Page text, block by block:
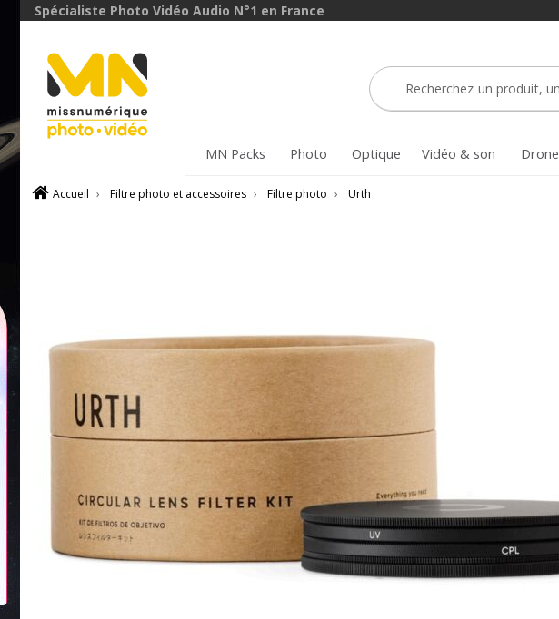
Spécialiste Photo Vidéo Audio N°1 en France
MN Packs Photo Optique Vidéo & son Drone
Accueil › Filtre photo et accessoires › Filtre photo › Urth
avec le code